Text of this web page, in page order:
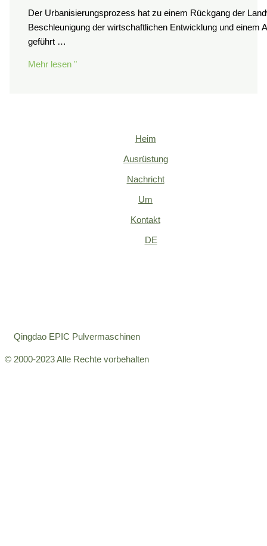
Der Urbanisierungsprozess hat zu einem Rückgang der
Beschleunigung der wirtschaftlichen Entwicklung und einem
geführt …
Mehr lesen "
Heim
Ausrüstung
Nachricht
Um
Kontakt
DE
Qingdao EPIC Pulvermaschinen
© 2000-2023 Alle Rechte vorbehalten